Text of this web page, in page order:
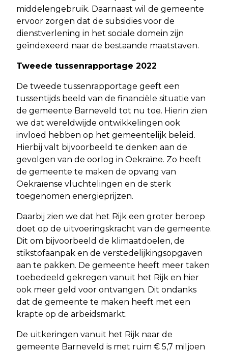
middelengebruik. Daarnaast wil de gemeente
ervoor zorgen dat de subsidies voor de
dienstverlening in het sociale domein zijn
geïndexeerd naar de bestaande maatstaven.
Tweede tussenrapportage 2022
De tweede tussenrapportage geeft een
tussentijds beeld van de financiële situatie van
de gemeente Barneveld tot nu toe. Hierin zien
we dat wereldwijde ontwikkelingen ook
invloed hebben op het gemeentelijk beleid.
Hierbij valt bijvoorbeeld te denken aan de
gevolgen van de oorlog in Oekraïne. Zo heeft
de gemeente te maken de opvang van
Oekraïense vluchtelingen en de sterk
toegenomen energieprijzen.
Daarbij zien we dat het Rijk een groter beroep
doet op de uitvoeringskracht van de gemeente.
Dit om bijvoorbeeld de klimaatdoelen, de
stikstofaanpak en de verstedelijkingsopgaven
aan te pakken. De gemeente heeft meer taken
toebedeeld gekregen vanuit het Rijk en hier
ook meer geld voor ontvangen. Dit ondanks
dat de gemeente te maken heeft met een
krapte op de arbeidsmarkt.
De uitkeringen vanuit het Rijk naar de
gemeente Barneveld is met ruim € 5,7 miljoen